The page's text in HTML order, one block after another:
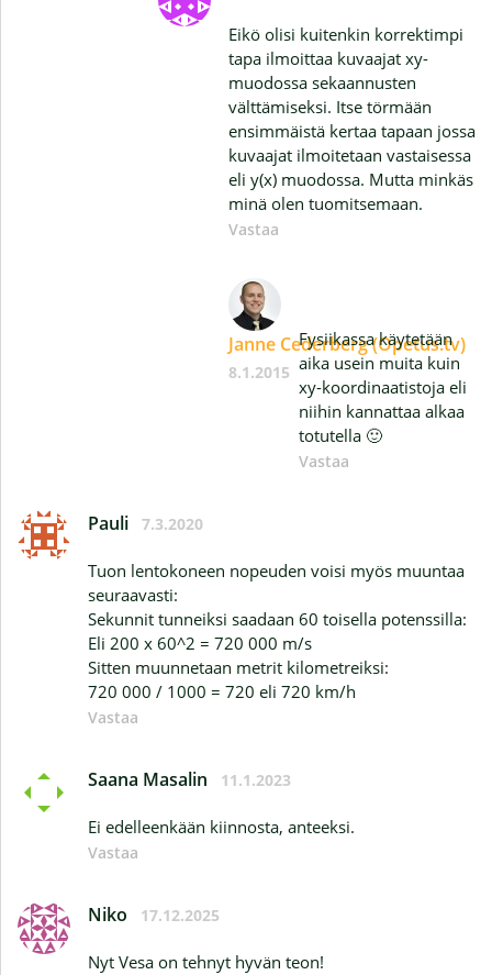
Eikö olisi kuitenkin korrektimpi
tapa ilmoittaa kuvaajat xy-
muodossa sekaannusten
välttämiseksi. Itse törmään
ensimmäistä kertaa tapaan jossa
kuvaajat ilmoitetaan vastaisessa
eli y(x) muodossa. Mutta minkäs
minä olen tuomitsemaan.
Vastaa
Janne Cederberg (Opetus.tv)
8.1.2015
Fysiikassa käytetään
aika usein muita kuin
xy-koordinaatistoja eli
niihin kannattaa alkaa
totutella 🙂
Vastaa
Pauli 7.3.2020
Tuon lentokoneen nopeuden voisi myös muuntaa
seuraavasti:
Sekunnit tunneiksi saadaan 60 toisella potenssilla:
Eli 200 x 60^2 = 720 000 m/s
Sitten muunnetaan metrit kilometreiksi:
720 000 / 1000 = 720 eli 720 km/h
Vastaa
Saana Masalin 11.1.2023
Ei edelleenkään kiinnosta, anteeksi.
Vastaa
Niko 17.12.2025
Nyt Vesa on tehnyt hyvän teon!